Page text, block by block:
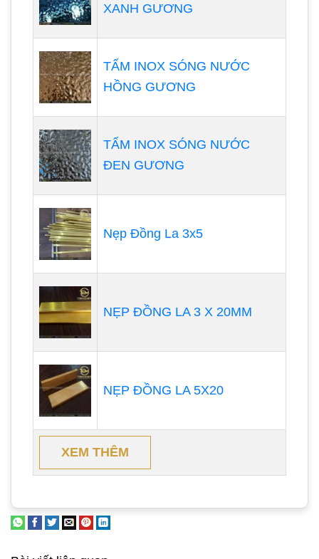
XANH GƯƠNG
TẤM INOX SÓNG NƯỚC
HỒNG GƯƠNG
TẤM INOX SÓNG NƯỚC
ĐEN GƯƠNG
Nẹp Đồng La 3x5
NẸP ĐỒNG LA 3 X 20MM
NẸP ĐỒNG LA 5X20
XEM THÊM